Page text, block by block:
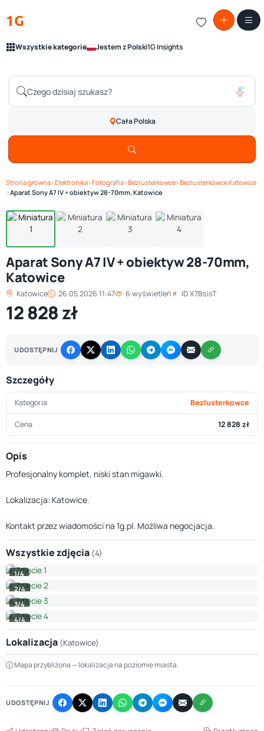
1G
Wszystkie kategorie Jestem z Polski1G Insights
Cała Polska
Strona główna›Elektronika›Fotografia›Bezlusterkowce›Bezlusterkowce Katowice
›Aparat Sony A7 IV + obiektyw 28-70mm, Katowice
1/ 4 Zobacz galerię
Aparat Sony A7 IV + obiektyw 28-70mm,
Katowice
Katowice 26.05.2026 11:47 6 wyświetleń ID X7BsisT
12 828 zł
UDOSTĘPNIJ
Szczegóły
Kategoria Bezlusterkowce
Cena 12 828 zł
Opis
Profesjonalny komplet, niski stan migawki.
Lokalizacja: Katowice.
Kontakt przez wiadomości na 1g.pl. Możliwa negocjacja.
Wszystkie zdjęcia (4)
1/4
2/4
3/4
4/4
Lokalizacja (Katowice)
+
−
Mapa przybliżona — lokalizacja na poziomie miasta.
UDOSTĘPNIJ